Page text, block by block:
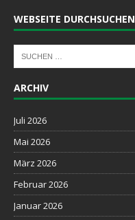
WEBSEITE DURCHSUCHEN
ARCHIV
Juli 2026
Mai 2026
März 2026
Februar 2026
Januar 2026